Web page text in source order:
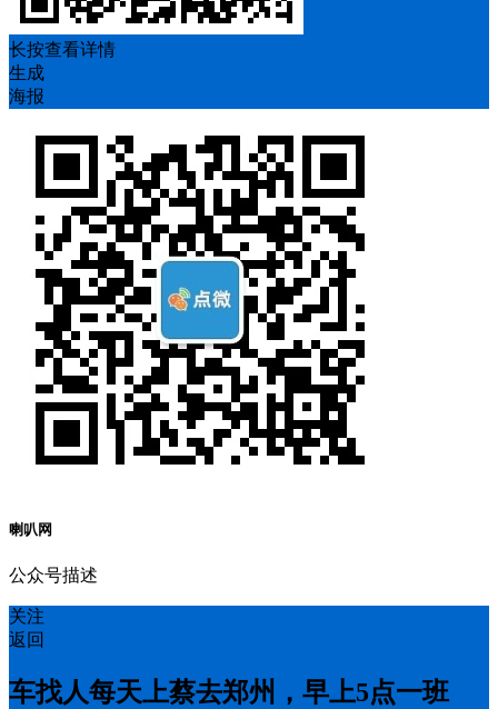
长按查看详情
生成
海报
喇叭网
公众号描述
关注
返回
车找人每天上蔡去郑州，早上5点一班